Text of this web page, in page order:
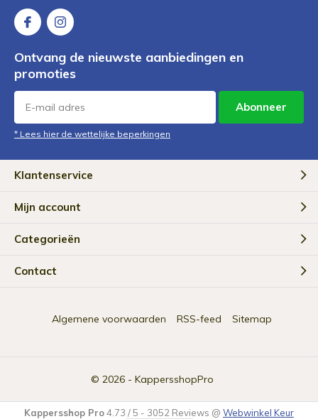
Ontvang de nieuwste aanbiedingen en
promoties
Abonneer
* Lees hier de wettelijke beperkingen
Klantenservice
Mijn account
Categorieën
Contact
© 2026 - KappersshopPro
Algemene voorwaarden RSS-feed Sitemap
Kappersshop Pro4.73 /5 - 3052 Reviews @ Webwinkel Keur